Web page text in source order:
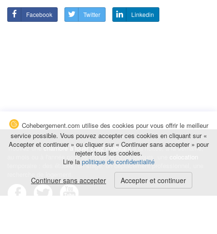
Facebook Twitter Linkedin
Trouvez unechambre à louer chez l'habitantà la nuitée, à la semaine,
au mois ou à l'année pour de courts et longs séjours, une
temporaire : des études, un stage, un déplacement professionnel, une
Cohebergement.com utilise des cookies pour vous offrir le meilleur
service possible. Vous pouvez accepter ces cookies en cliquant sur «
Accepter et continuer » ou cliquer sur « Continuer sans accepter » pour
rejeter tous les cookies.
Lire la politique de confidentialité
Continuer sans accepter Accepter et continuer